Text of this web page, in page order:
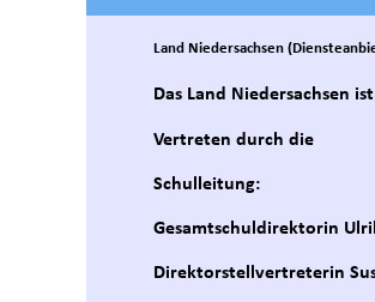
Land Niedersachsen
Das Land Niedersachsen
Vertreten durch die
Schulleitung:
Gesamtschuldirektorin
Direktorstellvertreterin